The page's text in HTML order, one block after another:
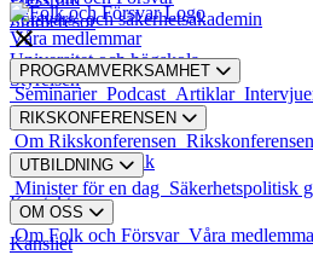
Studieresor
Försvars- och säkerhetsakademin
Universitet och högskola
Våra medlemmar
Styrelsen
Styrande dokument
Karriär och praktik
Kontakt
Kansliet
PROGRAMVERKSAMHET
Seminarier Podcast Artiklar
RIKSKONFERENSEN
Om Rikskonferensen
UTBILDNING
Minister för en dag Säkerhetspolitisk
OM OSS
Om Folk och Försvar Våra